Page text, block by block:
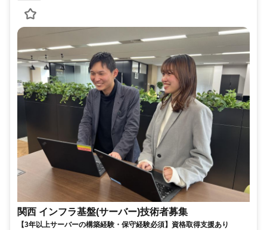
関西 インフラ基盤(サーバー)技術者募集
【3年以上サーバーの構築経験・保守経験必須】資格取得支援あり